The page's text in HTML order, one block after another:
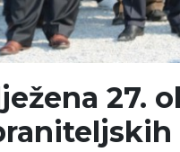
27.